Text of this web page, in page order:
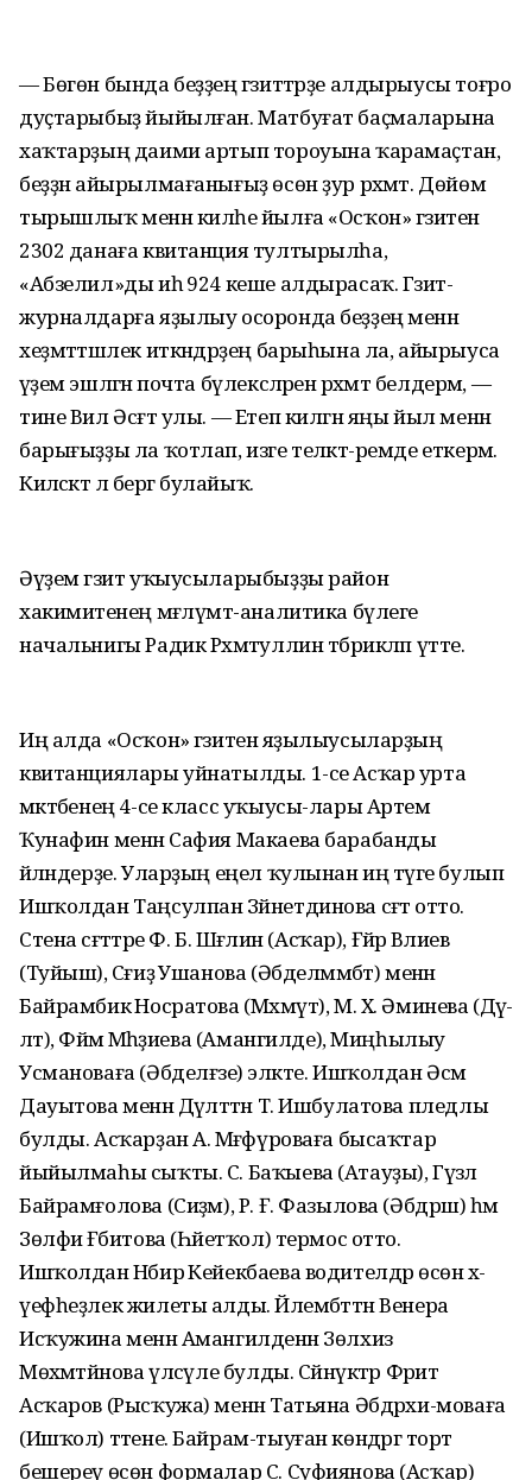
— Бөгөн бында беҙҙең гәзиттәрҙе алдырыусы тоғро
дуҫтарыбыҙ йыйылған. Матбуғат баҫмаларына
хаҡтарҙың даими артып тороуына ҡарамаҫтан,
беҙҙән айырылмағанығыҙ өсөн ҙур рәхмәт. Дөйөм
тырышлыҡ менән киләһе йылға «Осҡон» гәзитенә
2302 данаға квитанция тултырылһа,
«Абзелил»ды иһә 924 кеше алдырасаҡ. Гәзит-
журналдарға яҙылыу осоронда беҙҙең менән
хеҙмәттәшлек иткәндәрҙең барыһына ла, айырыуса
әүҙем эшләгән почта бүлексәләренә рәхмәт белдерәм, —
тине Вил Әсғәт улы. — Етеп килгән яңы йыл менән
барығыҙҙы ла ҡотлап, изге теләктә-ремде еткерәм.
Киләсәктә лә бергә булайыҡ.
Әүҙем гәзит уҡыусыларыбыҙҙы район
хакимиәтенең мәғлүмәт-аналитика бүлеге
начальнигы Радик Рәхмәтуллин тәбрикләп үтте.
Иң алда «Осҡон» гәзитенә яҙылыусыларҙың
квитанциялары уйнатылды. 1-се Асҡар урта
мәктәбенең 4-се класс уҡыусы-лары Артем
Ҡунафин менән Сафия Макаева барабанды
әйләндерҙе. Уларҙың еңел ҡулынан иң тәүге булып
Ишҡолдан Таңсулпан Зәйнетдинова сәғәт отто.
Стена сәғәттәре Ф. Б. Шәғәлин (Асҡар), Ғәйәр Вәлиев
(Туйыш), Сәғиҙә Ушанова (Әбделмәмбәт) менән
Байрамбикә Носратова (Мәхмүт), М. Х. Әминева (Дәү-
ләт), Фәймә Мәһәҙиева (Амангилде), Миңһылыу
Усмановаға (Әбделғәзе) эләкте. Ишҡолдан Әсмә
Дауытова менән Дәүләттән Т. Ишбулатова пледлы
булды. Асҡарҙан А. Мәғәфүроваға бысаҡтар
йыйылмаһы сыҡты. С. Баҡыева (Атауҙы), Гүзәл
Байрамғолова (Сиҙәм), Р. Ғ. Фазылова (Әбдрәш) һәм
Зөлфиә Ғәбитова (Һәйетҡол) термос отто.
Ишҡолдан Нәбирә Кейекбаева водителдәр өсөн хә-
үефһеҙлек жилеты алды. Йәлембәттән Венера
Исҡужина менән Амангилденән Зөлхизә
Мөхәмәтйәнова үлсәүле булды. Сәйнүктәр Фәрит
Асҡаров (Рысҡужа) менән Татьяна Әбдрәхи-моваға
(Ишҡол) тәтене. Байрам-тыуған көндәргә торт
бешереү өсөн формалар С. Суфиянова (Асҡар)